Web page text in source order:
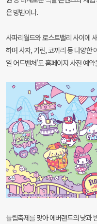
은 방법이다.
사파리월드와 로스트밸리 사이에
하며 사자, 기린, 코끼리 등 다양한
일 어드벤처'도 홈페이지 사전 예
튤립축제를 맞아 에버랜드의 낮과